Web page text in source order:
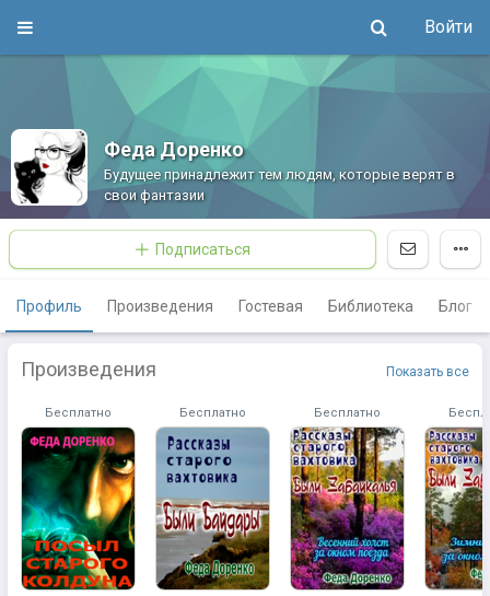
Войти
Феда Доренко
Будущее принадлежит тем людям, которые верят в
свои фантазии
Подписаться
Профиль Произведения Гостевая Библиотека Блог
Произведения Показать все
Бесплатно Бесплатно Бесплатно